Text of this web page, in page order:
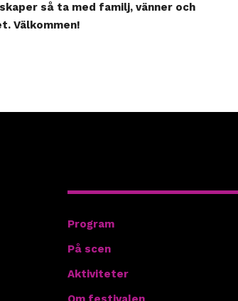
så ta med familj, vänner och
Välkommen!
Program
På scen
Aktiviteter